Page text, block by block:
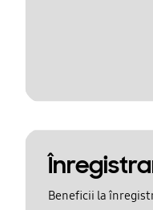
Beneficii la